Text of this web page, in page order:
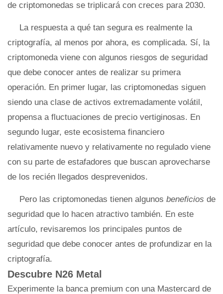
de criptomonedas se triplicará con creces para 2030.
La respuesta a qué tan segura es realmente la
criptografía, al menos por ahora, es complicada. Sí, la
criptomoneda viene con algunos riesgos de seguridad
que debe conocer antes de realizar su primera
operación. En primer lugar, las criptomonedas siguen
siendo una clase de activos extremadamente volátil,
propensa a fluctuaciones de precio vertiginosas. En
segundo lugar, este ecosistema financiero
relativamente nuevo y relativamente no regulado viene
con su parte de estafadores que buscan aprovecharse
de los recién llegados desprevenidos.
Pero las criptomonedas tienen algunos beneficios de
seguridad que lo hacen atractivo también. En este
artículo, revisaremos los principales puntos de
seguridad que debe conocer antes de profundizar en la
criptografía.
Descubre N26 Metal
Experimente la banca premium con una Mastercard de